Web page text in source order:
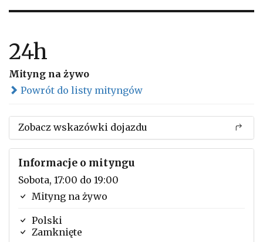
24h
Mityng na żywo
Powrót do listy mityngów
Zobacz wskazówki dojazdu
Informacje o mityngu
Sobota, 17:00 do 19:00
Mityng na żywo
Polski
Zamknięte